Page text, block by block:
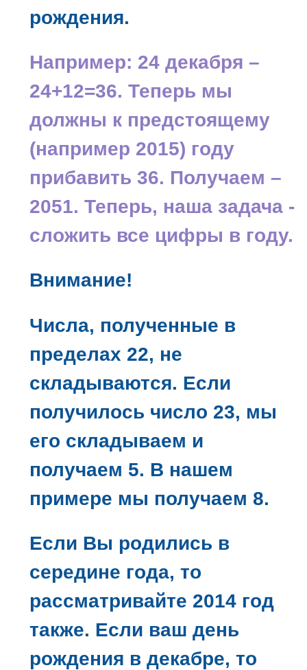
рождения.
Например: 24 декабря –
24+12=36. Теперь мы
должны к предстоящему
(например 2015) году
прибавить 36. Получаем –
2051. Теперь, наша задача -
сложить все цифры в году.
Внимание!
Числа, полученные в
пределах 22, не
складываются. Если
получилось число 23, мы
его складываем и
получаем 5. В нашем
примере мы получаем 8.
Если Вы родились в
середине года, то
рассматривайте 2014 год
также. Если ваш день
рождения в декабре, то